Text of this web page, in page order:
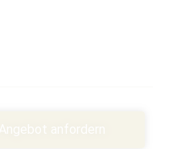
Angebot anfordern